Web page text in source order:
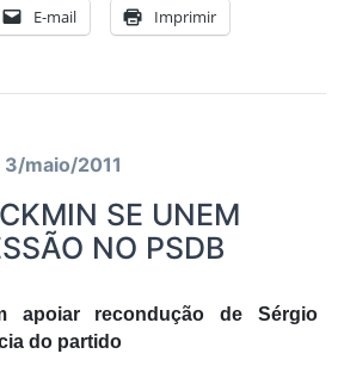
E-mail Imprimir
3/maio/2011
SE UNEM
NO PSDB
apoiar recondução de Sérgio
do partido